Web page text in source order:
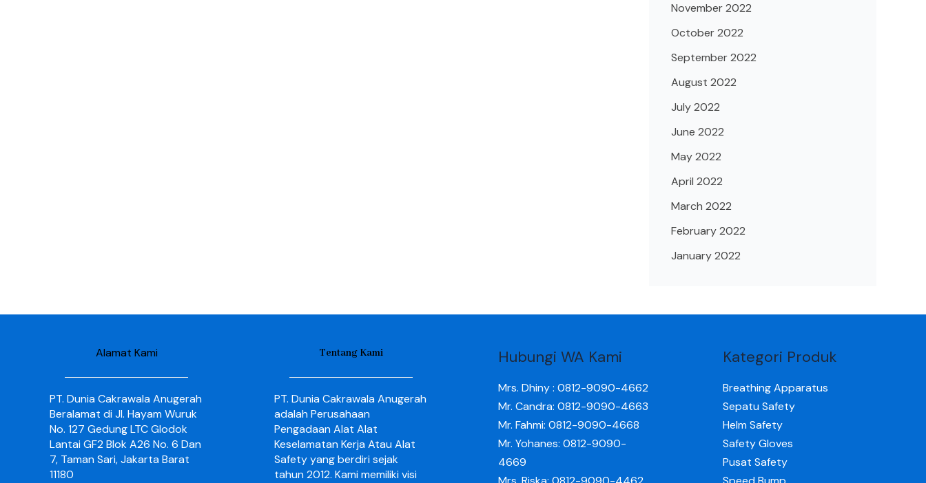
November 2022
October 2022
September 2022
August 2022
July 2022
June 2022
May 2022
April 2022
March 2022
February 2022
January 2022
Alamat Kami
PT. Dunia Cakrawala Anugerah
Beralamat di Jl. Hayam Wuruk
No. 127 Gedung LTC Glodok
Lantai GF2 Blok A26 No. 6 Dan
7, Taman Sari, Jakarta Barat
11180
Tentang Kami
PT. Dunia Cakrawala Anugerah
adalah Perusahaan
Pengadaan Alat Alat
Keselamatan Kerja Atau Alat
Safety yang berdiri sejak
tahun 2012. Kami memiliki visi
Hubungi WA Kami
Mrs. Dhiny : 0812-9090-4662
Mr. Candra: 0812-9090-4663
Mr. Fahmi: 0812-9090-4668
Mr. Yohanes: 0812-9090-
4669
Kategori Produk
Breathing Apparatus
Sepatu Safety
Helm Safety
Safety Gloves
Pusat Safety